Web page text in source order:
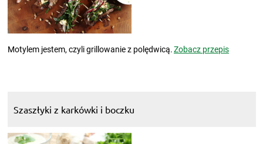
Motylem jestem, czyli grillowanie z polędwicą.Zobacz przepis
Szaszłyki z karkówki i boczku